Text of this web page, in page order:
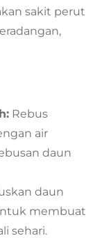
sakit perut
Rebus
air
daun
daun
membuat
sehari.